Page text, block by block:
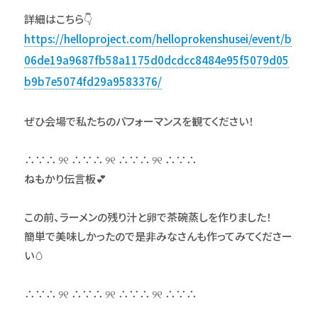
詳細はこちら👇
https://helloproject.com/helloprokenshusei/event/b
06de19a9687fb58a1175d0dcdcc8484e95f5079d05
b9b7e5074fd29a9583376/
ぜひ会場で私たちのパフォーマンスを観てください！
∴∵∴ ୨୧ ∴∵∴ ୨୧ ∴∵∴ ୨୧ ∴∵∴
ねもかり伝言板💕
この前、ラーメンの残り汁と卵で茶碗蒸しを作りました！
簡単で美味しかったので是非みなさんも作ってみてくださー
い🥚
∴∵∴ ୨୧ ∴∵∴ ୨୧ ∴∵∴ ୨୧ ∴∵∴